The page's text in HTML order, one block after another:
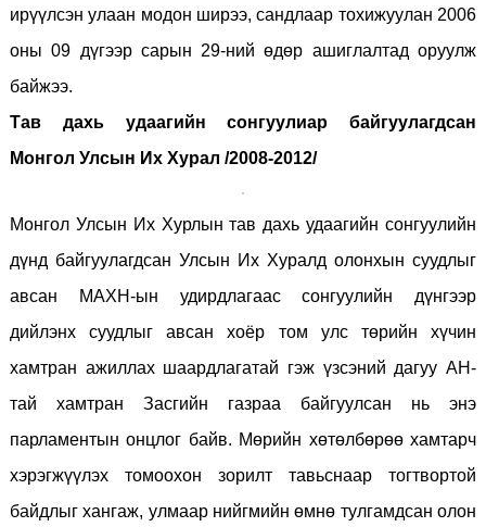
ирүүлсэн улаан модон ширээ, сандлаар тохижуулан 2006
оны 09 дүгээр сарын 29-ний өдөр ашиглалтад оруулж
байжээ.
Тав дахь удаагийн сонгуулиар байгуулагдсан
Монгол Улсын Их Хурал /2008-2012/
Монгол Улсын Их Хурлын тав дахь удаагийн сонгуулийн
дүнд байгуулагдсан Улсын Их Хуралд олонхын суудлыг
авсан МАХН-ын удирдлагаас сонгуулийн дүнгээр
дийлэнх суудлыг авсан хоёр том улс төрийн хүчин
хамтран ажиллах шаардлагатай гэж үзсэний дагуу АН-
тай хамтран Засгийн газраа байгуулсан нь энэ
парламентын онцлог байв. Мөрийн хөтөлбөрөө хамтарч
хэрэгжүүлэх томоохон зорилт тавьснаар тогтвортой
байдлыг хангаж, улмаар нийгмийн өмнө тулгамдсан олон